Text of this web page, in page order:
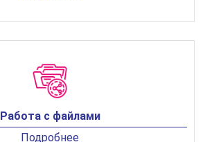
Работа с файлами
Подробнее